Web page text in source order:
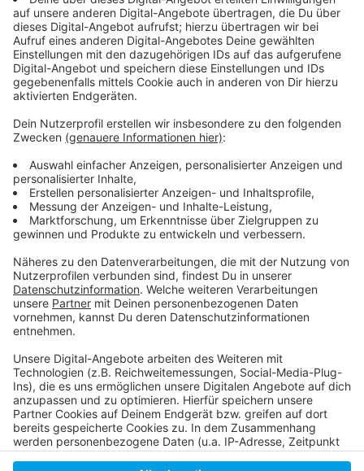
Anzeige
Weitere Infos und Links zum Thema
Anzeige
AntenneDüsseldorf-Sonderseite zu Corona
Hier kann man sich als Freiwillige/r melden:
Infos und Hilfe zu Corona der Stadt Düsseldorf
Informationen der Stadt Düsseldorf zu Besuchen
in Alten- und Pflegeeinrichtungen
Anzeige
Anzeige